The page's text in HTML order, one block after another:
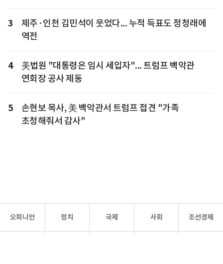
3
제주·인천 김민석이 웃었다... 누적 득표도 정청래에
역전
4
美법원 "대통령은 임시 세입자"... 트럼프 백악관
연회장 공사 제동
5
손현보 목사, 美 백악관서 트럼프 접견 "가족
초청해줘서 감사"
오피니언 정치 국제 사회 조선경제